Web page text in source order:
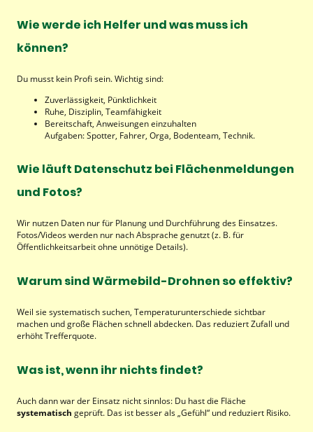
Wie werde ich Helfer und was muss ich
können?
Du musst kein Profi sein. Wichtig sind:
Zuverlässigkeit, Pünktlichkeit
Ruhe, Disziplin, Teamfähigkeit
Bereitschaft, Anweisungen einzuhalten
Aufgaben: Spotter, Fahrer, Orga, Bodenteam, Technik.
Wie läuft Datenschutz bei Flächenmeldungen
und Fotos?
Wir nutzen Daten nur für Planung und Durchführung des Einsatzes.
Fotos/Videos werden nur nach Absprache genutzt (z. B. für
Öffentlichkeitsarbeit ohne unnötige Details).
Warum sind Wärmebild-Drohnen so effektiv?
Weil sie systematisch suchen, Temperaturunterschiede sichtbar
machen und große Flächen schnell abdecken. Das reduziert Zufall und
erhöht Trefferquote.
Was ist, wenn ihr nichts findet?
Auch dann war der Einsatz nicht sinnlos: Du hast die Fläche
systematisch geprüft. Das ist besser als „Gefühl“ und reduziert Risiko.